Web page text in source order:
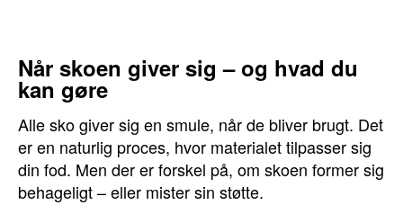
Når skoen giver sig – og hvad du
kan gøre
Alle sko giver sig en smule, når de bliver brugt. Det
er en naturlig proces, hvor materialet tilpasser sig
din fod. Men der er forskel på, om skoen former sig
behageligt – eller mister sin støtte.